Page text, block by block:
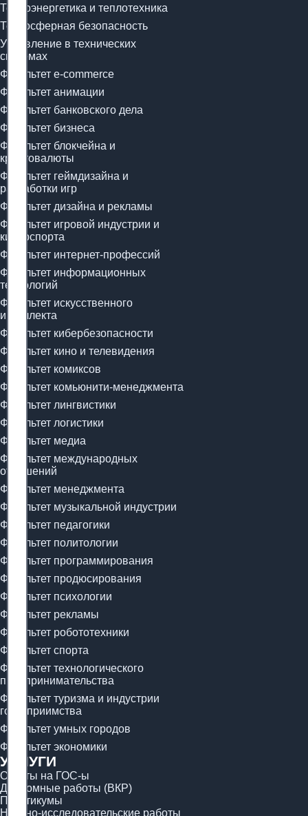
Теплоэнергетика и теплотехника
Техносферная безопасность
Управление в технических
системах
Факультет e-commerce
Факультет анимации
Факультет банковского дела
Факультет бизнеса
Факультет блокчейна и
криптовалюты
Факультет геймдизайна и
разработки игр
Факультет дизайна и рекламы
Факультет игровой индустрии и
киберспорта
Факультет интернет-профессий
Факультет информационных
технологий
Факультет искусственного
интеллекта
Факультет кибербезопасности
Факультет кино и телевидения
Факультет комиксов
Факультет комьюнити-менеджмента
Факультет лингвистики
Факультет логистики
Факультет медиа
Факультет международных
отношений
Факультет менеджмента
Факультет музыкальной индустрии
Факультет педагогики
Факультет политологии
Факультет программирования
Факультет продюсирования
Факультет психологии
Факультет рекламы
Факультет робототехники
Факультет спорта
Факультет технологического
предпринимательства
Факультет туризма и индустрии
гостеприимства
Факультет умных городов
Факультет экономики
УСЛУГИ
Ответы на ГОС-ы
Дипломные работы (ВКР)
Практикумы
Научно-исследовательские работы